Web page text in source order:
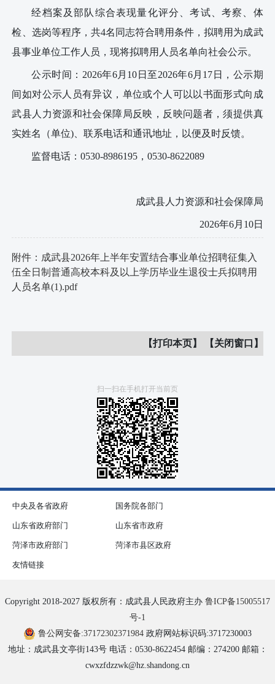
经档案及部队综合表现量化评分、考试 、考察、体
检、选岗等程序， 共4名同志符合聘用条件，拟聘用为成武
县事业单位工作人员，现将拟聘用人员名单向社会公示。
公示时间： 2026年6月 10 日至2026年6月 17 日
，公示期
间如对公示人员有异议，单位或个人可以以书面形式向成
武县人力资源和社会保障局反映，反映问题者，须提供真
实姓名（单位)、联系电话和通讯地址，以便及时反馈。
监督电话：0530-8986195，0530-8622089
成武县人力资源和社会保障局
2026年6月 10日
附件：成武县2026年上半年安置结合事业单位招聘征集入
伍全日制普通高校本科及以上学历毕业生退役士兵拟聘用
人员名单(1).pdf
【打印本页】 【关闭窗口】
扫一扫在手机打开当前页
中央及各省政府 国务院各部门
山东省政府部门 山东省市政府
菏泽市政府部门 菏泽市县区政府
友情链接
Copyright 2018-2027 版权所有：成武县人民政府主办 鲁ICP备15005517
号-1
鲁公网安备:37172302371984 政府网站标识码:3717230003
地址：成武县文亭街143号 电话：0530-8622454 邮编：274200 邮箱：
cwxzfdzzwk@hz.shandong.cn